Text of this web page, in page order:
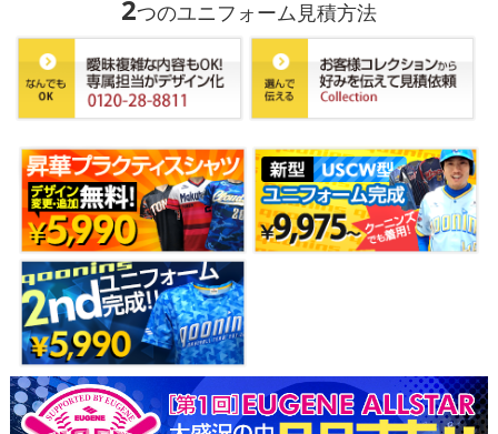
2つのユニフォーム見積方法